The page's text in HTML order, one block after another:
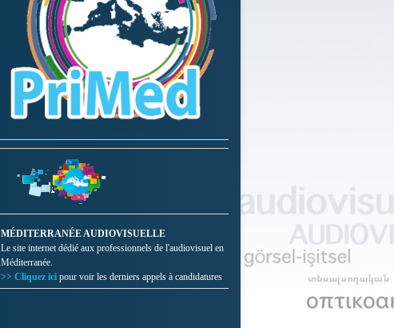
MÉDITERRANÉE AUDIOVISUELLE
Le site internet dédié aux professionnels de l'audiovisuel en
Méditerranée.
>> Cliquez ici pour voir les derniers appels à candidatures